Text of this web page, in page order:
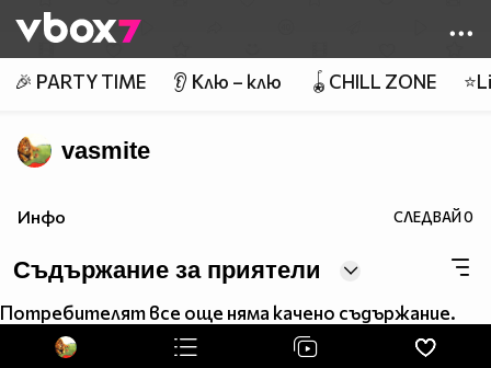
👾
🎉 PARTY TIME 👂 Клю – клю 🪀CHILL ZONE
vasmite
Инфо СЛЕДВАЙ0
Съдържание за приятели
Потребителят все още няма качено съдържание.